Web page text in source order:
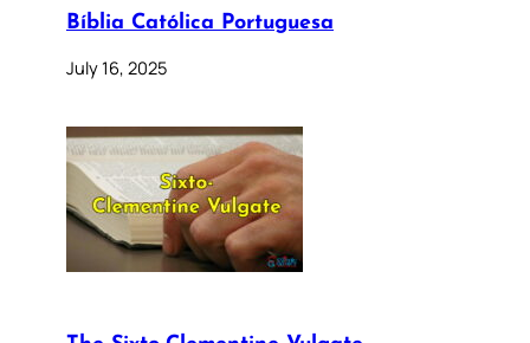
Bíblia Católica Portuguesa
July 16, 2025